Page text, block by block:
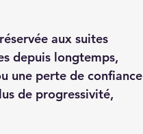
aux suites
depuis longtemps,
une perte de confiance
de progressivité,